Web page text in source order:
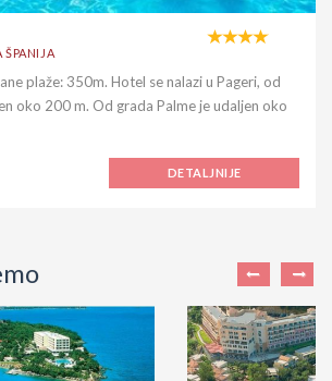
ŠPANIJA
plaže: 350m. Hotel se nalazi u Pageri, od
oko 200 m. Od grada Palme je udaljen oko
DETALJNIJE